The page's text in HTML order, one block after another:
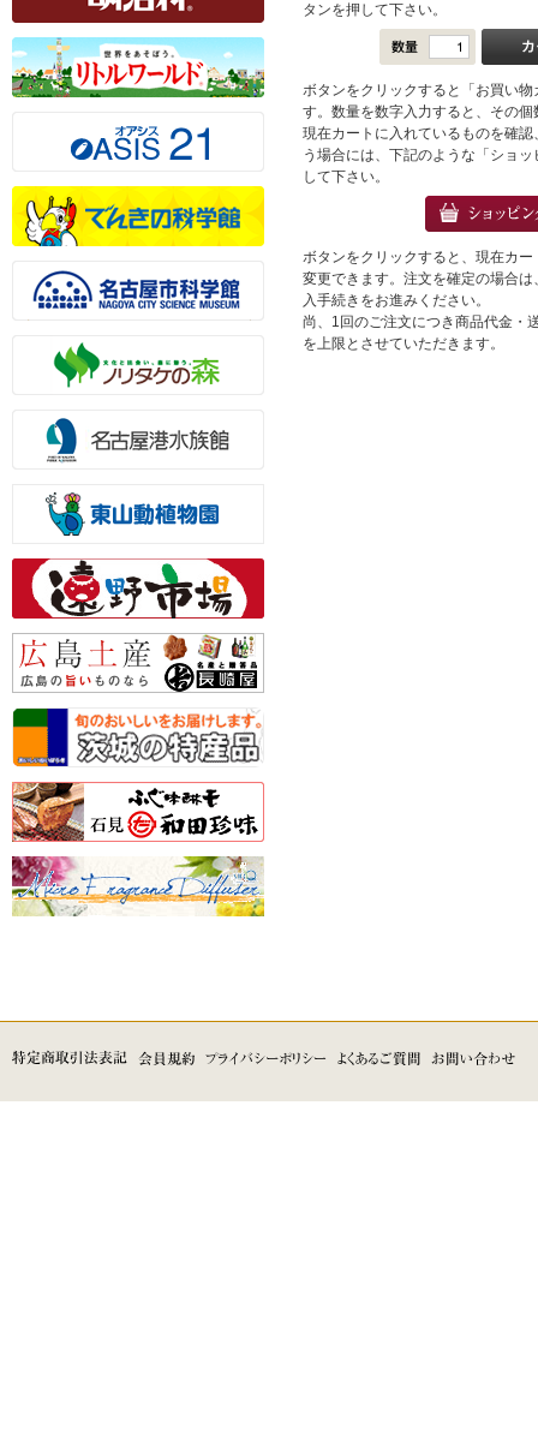
タンを押して下さい。
ボタンをクリックすると「お買い
す。数量を数字入力すると、その
現在カートに入れているものを確
う場合には、下記のような「ショ
して下さい。
ボタンをクリックすると、現在カ
変更できます。注文を確定の場合
入手続きをお進みください。
尚、1回のご注文につき商品代金・
を上限とさせていただきます。